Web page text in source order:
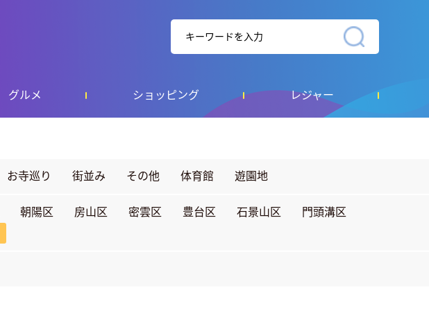
グルメ ショッピング レジャー
お寺巡り 街並み その他 体育館 遊園地
朝陽区 房山区 密雲区 豊台区 石景山区
門頭溝区